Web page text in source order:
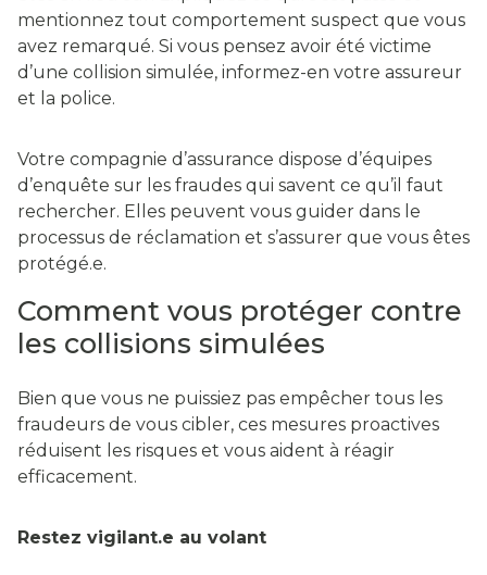
mentionnez tout comportement suspect que vous
avez remarqué. Si vous pensez avoir été victime
d’une collision simulée, informez-en votre assureur
et la police.
Votre compagnie d’assurance dispose d’équipes
d’enquête sur les fraudes qui savent ce qu’il faut
rechercher. Elles peuvent vous guider dans le
processus de réclamation et s’assurer que vous êtes
protégé.e.
Comment vous protéger contre
les collisions simulées
Bien que vous ne puissiez pas empêcher tous les
fraudeurs de vous cibler, ces mesures proactives
réduisent les risques et vous aident à réagir
efficacement.
Restez vigilant.e au volant